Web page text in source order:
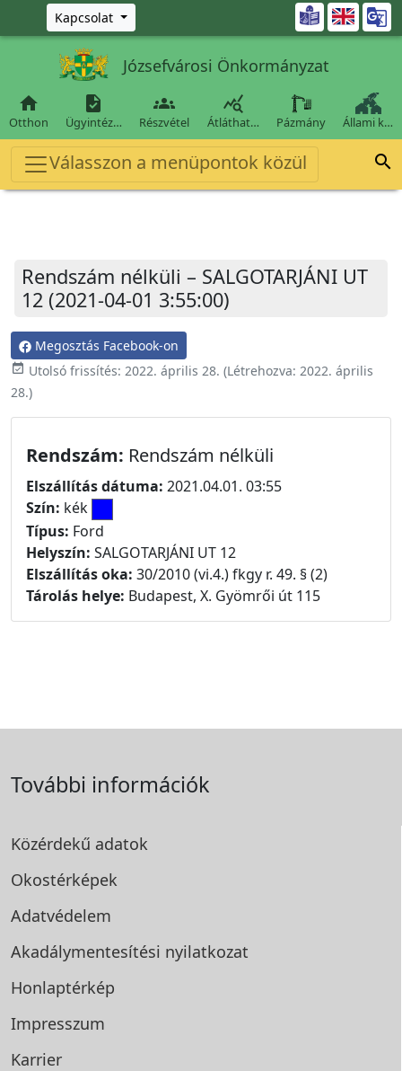
Ugrás a fő tartalomra
Kapcsolat 
Józsefvárosi Önkormányzat

Otthon

Ügyintéz…

Részvétel

Átláthat… Pázmány Állami k…
Válasszon a menüpontok közül 
Rendszám nélküli – SALGOTARJÁNI UT
12 (2021-04-01 3:55:00)
Megosztás Facebook-on
event_available Utolsó frissítés: 2022. április 28. (Létrehozva: 2022. április
28.)
Rendszám: Rendszám nélküli
Elszállítás dátuma: 2021.04.01. 03:55
Szín: kék
Típus: Ford
Helyszín: SALGOTARJÁNI UT 12
Elszállítás oka: 30/2010 (vi.4.) fkgy r. 49. § (2)
Tárolás helye: Budapest, X. Gyömrői út 115
További információk
Közérdekű adatok
Okostérképek
Adatvédelem
Akadálymentesítési nyilatkozat
Honlaptérkép
Impresszum
Karrier